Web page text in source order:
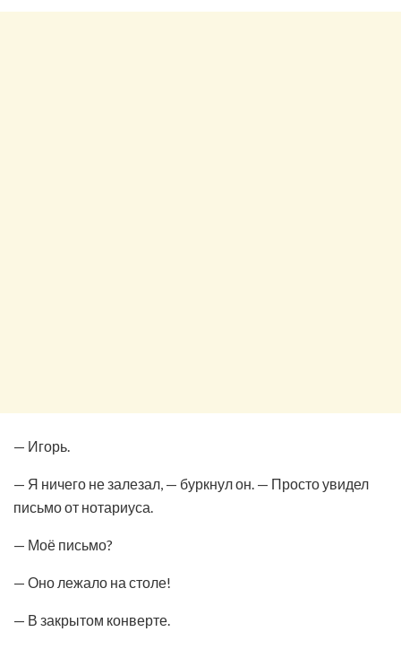
— Игорь.
— Я ничего не залезал, — буркнул он. — Просто увидел
письмо от нотариуса.
— Моё письмо?
— Оно лежало на столе!
— В закрытом конверте.